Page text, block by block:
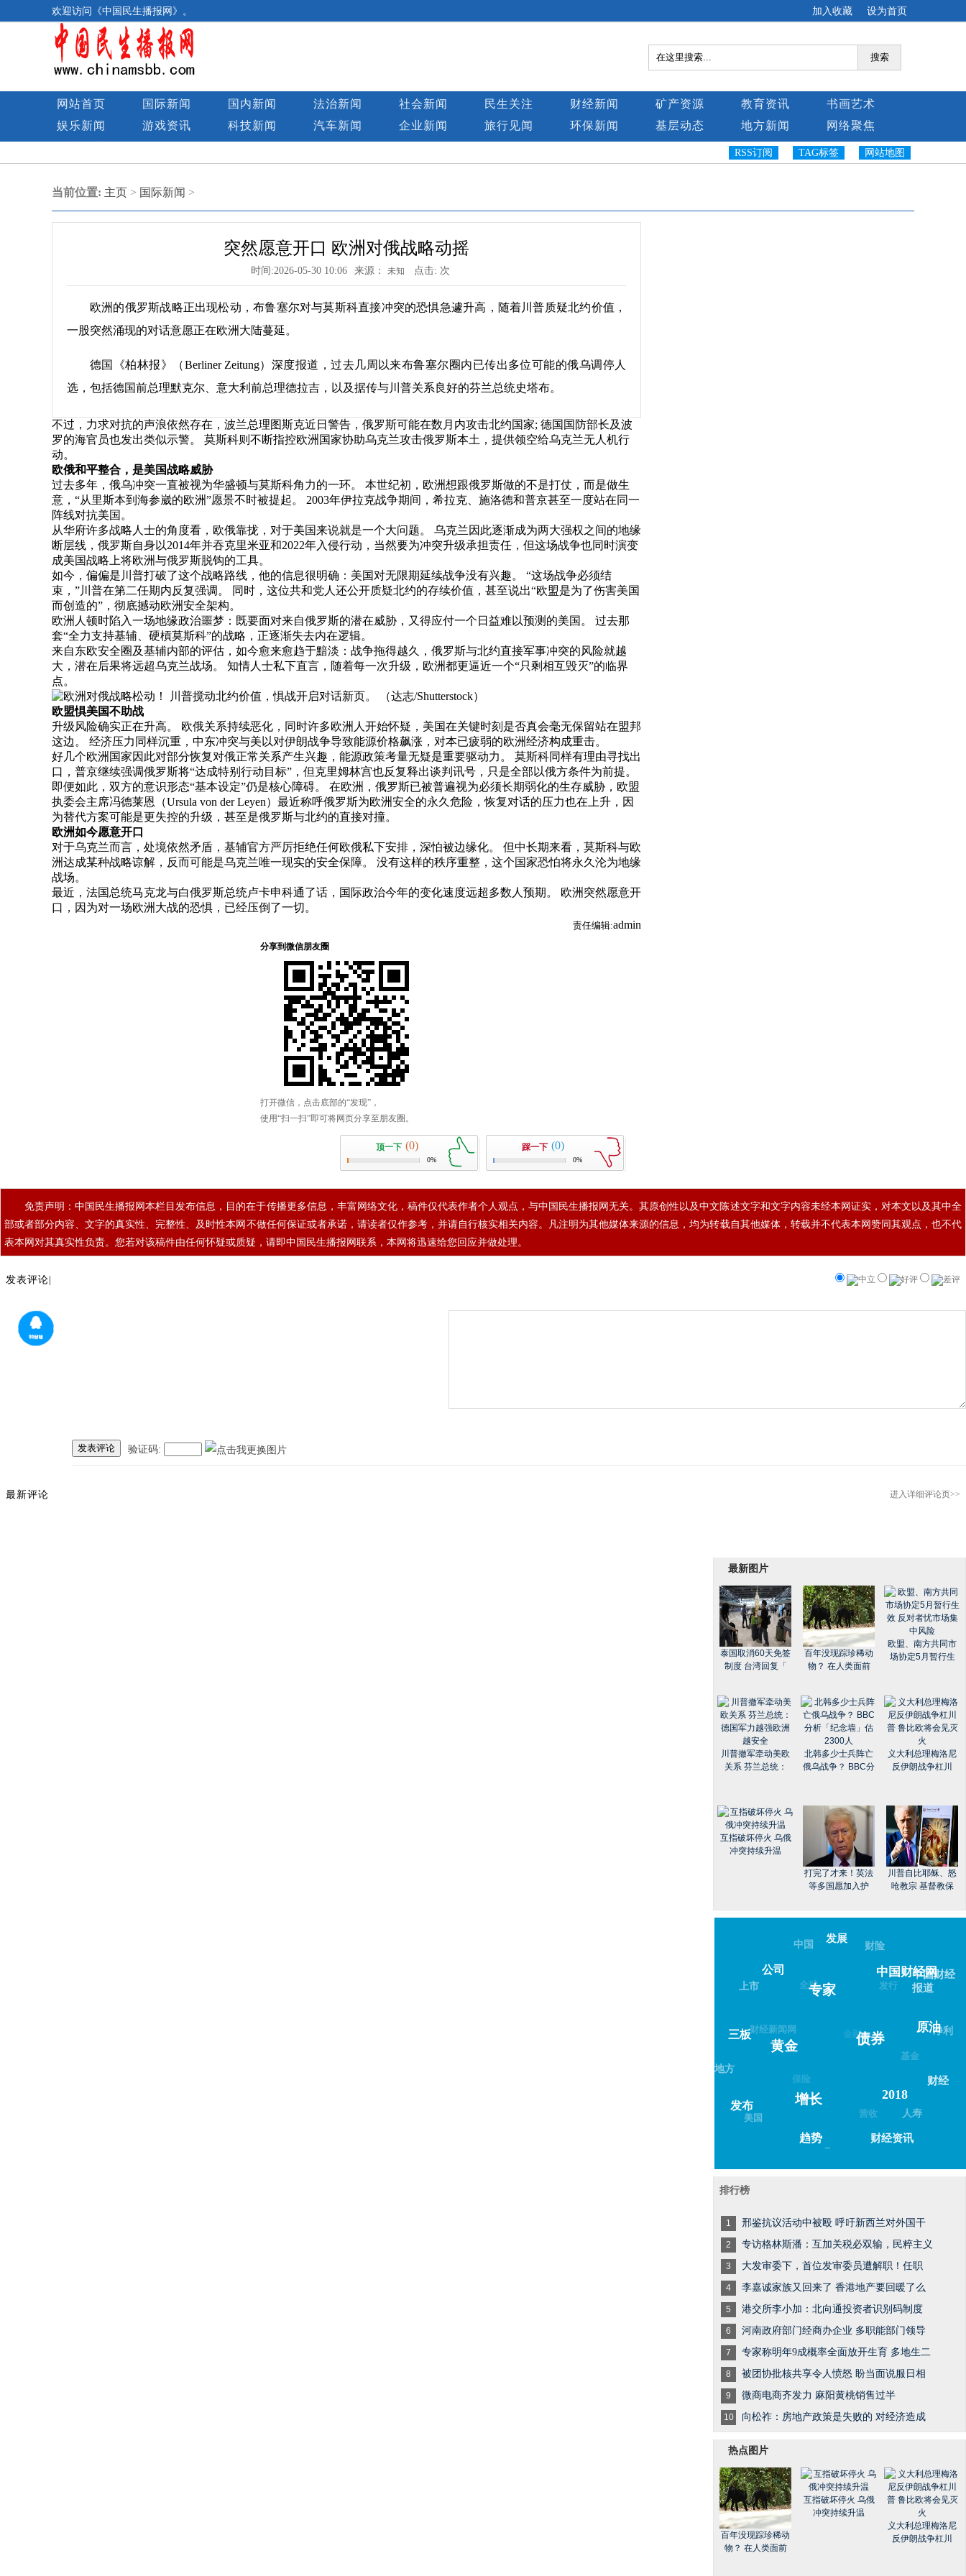
设为首页
加入收藏
欢迎访问《中国民生播报网》。
搜索
网站首页 国际新闻 国内新闻 法治新闻 社会新闻 民生关注 财经新闻 矿产资源 教育资讯
书画艺术
娱乐新闻
游戏资讯 科技新闻 汽车新闻 企业新闻 旅行见闻 环保新闻 基层动态 地方新闻
网络聚焦
网站地图
TAG标签
RSS订阅
当前位置: 主页 > 国际新闻 >
突然愿意开口 欧洲对俄战略动摇
时间:2026-05-30 10:06 来源： 未知 点击: 次
欧洲的俄罗斯战略正出现松动，布鲁塞尔对与莫斯科直接冲突的恐惧急遽升高，随着川普质疑北约价值，
一股突然涌现的对话意愿正在欧洲大陆蔓延。
德国《柏林报》（Berliner Zeitung）深度报道，过去几周以来布鲁塞尔圈内已传出多位可能的俄乌调停人
选，包括德国前总理默克尔、意大利前总理德拉吉，以及据传与川普关系良好的芬兰总统史塔布。
不过，力求对抗的声浪依然存在，波兰总理图斯克近日警告，俄罗斯可能在数月内攻击北约国家; 德国国防部长及波
罗的海官员也发出类似示警。 莫斯科则不断指控欧洲国家协助乌克兰攻击俄罗斯本土，提供领空给乌克兰无人机行
动。
欧俄和平整合，是美国战略威胁
过去多年，俄乌冲突一直被视为华盛顿与莫斯科角力的一环。 本世纪初，欧洲想跟俄罗斯做的不是打仗，而是做生
意，“从里斯本到海参崴的欧洲”愿景不时被提起。 2003年伊拉克战争期间，希拉克、施洛德和普京甚至一度站在同一
阵线对抗美国。
从华府许多战略人士的角度看，欧俄靠拢，对于美国来说就是一个大问题。 乌克兰因此逐渐成为两大强权之间的地缘
断层线，俄罗斯自身以2014年并吞克里米亚和2022年入侵行动，当然要为冲突升级承担责任，但这场战争也同时演变
成美国战略上将欧洲与俄罗斯脱钩的工具。
如今，偏偏是川普打破了这个战略路线，他的信息很明确：美国对无限期延续战争没有兴趣。 “这场战争必须结
束，”川普在第二任期内反复强调。 同时，这位共和党人还公开质疑北约的存续价值，甚至说出“欧盟是为了伤害美国
而创造的”，彻底撼动欧洲安全架构。
欧洲人顿时陷入一场地缘政治噩梦：既要面对来自俄罗斯的潜在威胁，又得应付一个日益难以预测的美国。 过去那
套“全力支持基辅、硬槓莫斯科”的战略，正逐渐失去内在逻辑。
来自东欧安全圈及基辅内部的评估，如今愈来愈趋于黯淡：战争拖得越久，俄罗斯与北约直接军事冲突的风险就越
大，潜在后果将远超乌克兰战场。 知情人士私下直言，随着每一次升级，欧洲都更逼近一个“只剩相互毁灭”的临界
点。
欧盟惧美国不助战
升级风险确实正在升高。 欧俄关系持续恶化，同时许多欧洲人开始怀疑，美国在关键时刻是否真会毫无保留站在盟邦
这边。 经济压力同样沉重，中东冲突与美以对伊朗战争导致能源价格飙涨，对本已疲弱的欧洲经济构成重击。
好几个欧洲国家因此对部分恢复对俄正常关系产生兴趣，能源政策考量无疑是重要驱动力。 莫斯科同样有理由寻找出
口，普京继续强调俄罗斯将“达成特别行动目标”，但克里姆林宫也反复释出谈判讯号，只是全部以俄方条件为前提。
即便如此，双方的意识形态“基本设定”仍是核心障碍。 在欧洲，俄罗斯已被普遍视为必须长期弱化的生存威胁，欧盟
执委会主席冯德莱恩（Ursula von der Leyen）最近称呼俄罗斯为欧洲安全的永久危险，恢复对话的压力也在上升，因
为替代方案可能是更失控的升级，甚至是俄罗斯与北约的直接对撞。
欧洲如今愿意开口
对于乌克兰而言，处境依然矛盾，基辅官方严厉拒绝任何欧俄私下安排，深怕被边缘化。 但中长期来看，莫斯科与欧
洲达成某种战略谅解，反而可能是乌克兰唯一现实的安全保障。 没有这样的秩序重整，这个国家恐怕将永久沦为地缘
战场。
最近，法国总统马克龙与白俄罗斯总统卢卡申科通了话，国际政治今年的变化速度远超多数人预期。 欧洲突然愿意开
口，因为对一场欧洲大战的恐惧，已经压倒了一切。
责任编辑:admin
顶一下 (0)
0%
踩一下 (0)
0%
免责声明：中国民生播报网本栏目发布信息，目的在于传播更多信息，丰富网络文化，稿件仅代表作者个人观点，与中国民生播报网无关。其原创性以及中文陈述文字和文字内容未经本网证实，对本文以及其中全
部或者部分内容、文字的真实性、完整性、及时性本网不做任何保证或者承诺，请读者仅作参考，并请自行核实相关内容。凡注明为其他媒体来源的信息，均为转载自其他媒体，转载并不代表本网赞同其观点，也不代
表本网对其真实性负责。您若对该稿件由任何怀疑或质疑，请即中国民生播报网联系，本网将迅速给您回应并做处理。
发表评论| 中立 好评 差评
发表评论 验证码:
最新评论 进入详细评论页>>
最新图片
泰国取消60天免签
制度 台湾回复「
百年没现踪珍稀动
物？ 在人类面前
欧盟、南方共同市
场协定5月暂行生
川普撤军牵动美欧
关系 芬兰总统：
北韩多少士兵阵亡
俄乌战争？ BBC分
义大利总理梅洛尼
反伊朗战争杠川
互指破坏停火 乌俄
冲突持续升温
打完了才来！英法
等多国愿加入护
川普自比耶稣、怒
呛教宗 基督教保
发布
趋势
增长
黄金
三板
地方
美国
–
财经资讯
2018
债券
专家
公司
上市
财经新闻网
保险
营收 人寿
财经
原油
中国财经网
发展
中国
全球
基金
净利
中国财经
报道
财险
发行
排行榜
1 邢鉴抗议活动中被殴 呼吁新西兰对外国干
2 专访格林斯潘：互加关税必双输，民粹主义
3 大发审委下，首位发审委员遭解职！任职
4 李嘉诚家族又回来了 香港地产要回暖了么
5 港交所李小加：北向通投资者识别码制度
6 河南政府部门经商办企业 多职能部门领导
7 专家称明年9成概率全面放开生育 多地生二
8 被团协批核共享令人愤怒 盼当面说服日相
9 微商电商齐发力 麻阳黄桃销售过半
10 向松祚：房地产政策是失败的 对经济造成
热点图片
百年没现踪珍稀动
物？ 在人类面前
互指破坏停火 乌俄
冲突持续升温
义大利总理梅洛尼
反伊朗战争杠川